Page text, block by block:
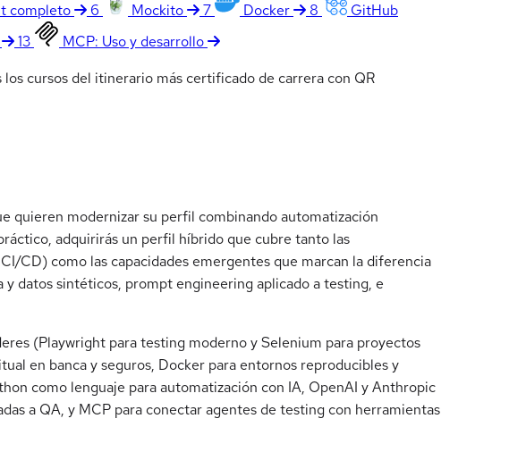
completo 6 Mockito 7 Docker 8
GitHub
13
MCP: Uso y desarrollo
cursos del itinerario más certificado de carrera con QR
quieren modernizar su perfil combinando automatización
adquirirás un perfil híbrido que cubre tanto las
CD) como las capacidades emergentes que marcan la diferencia
datos sintéticos, prompt engineering aplicado a testing, e
(Playwright para testing moderno y Selenium para proyectos
en banca y seguros, Docker para entornos reproducibles y
como lenguaje para automatización con IA, OpenAI y Anthropic
a QA, y MCP para conectar agentes de testing con herramientas